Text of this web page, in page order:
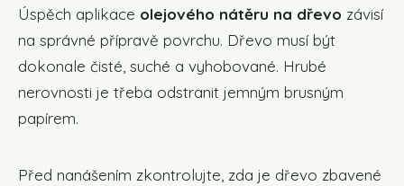
Úspěch aplikace olejového nátěru na dřevo závisí
na správné přípravě povrchu. Dřevo musí být
dokonale čisté, suché a vyhobované. Hrubé
nerovnosti je třeba odstranit jemným brusným
papírem.
Před nanášením zkontrolujte, zda je dřevo zbavené